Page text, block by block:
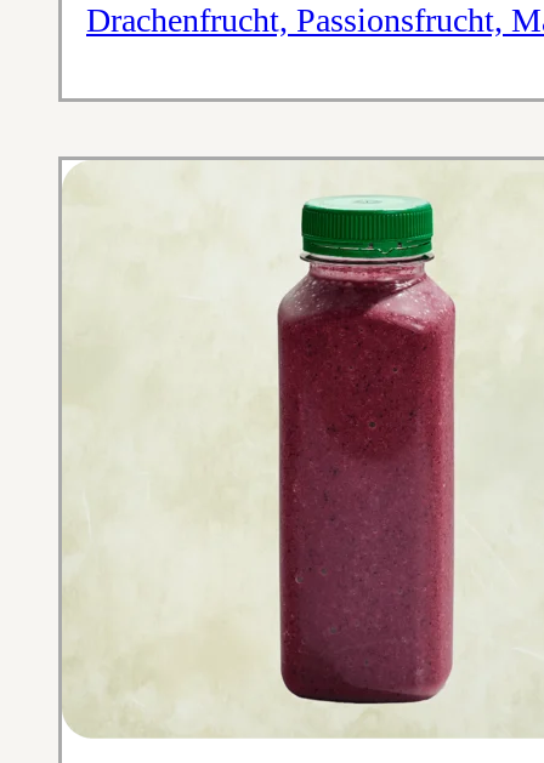
Drachenfrucht, Passionsfrucht,